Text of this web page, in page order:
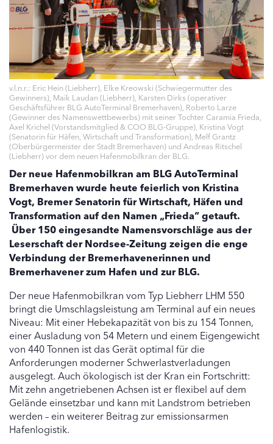
v.l.n.r.: Eric Hein (Liebherr), Elke Kreowski (Schwiegermutter des
Gewinners), Maik Laudan (Liebherr), Karsten Dirks (operativer
Geschäftsführer BLG AutoTerminal Bremerhaven), Roberto Larze
(Gewinner des Namenswettbewerbs) mit seiner Tochter Caramia Frieda,
Axel Krichel (Vorstandsmitglied & COO BLG-Gruppe), Kristina Vogt
(Senatorin für Häfen, Wirtschaft und Transformation), Melf Grantz
(Oberbürgermeister der Stadt Bremerhaven) und Andreas Ritschel
(Liebherr) vor dem neuen Hafenmobilkran der BLG.
Der neue Hafenmobilkran am BLG AutoTerminal
Bremerhaven wurde heute feierlich von Kristina
Vogt, Bremer Senatorin für Wirtschaft, Häfen und
Transformation auf den Namen „Frieda“ getauft.
Über 150 eingesandte Namensvorschläge aus der
Leserschaft der Nordsee-Zeitung zeigen die enge
Verbindung der Bremerhavenerinnen und
Bremerhavener zum Hafen und zur BLG.
Der neue Hafenmobilkran vom Typ Liebherr LHM 550
bringt die Umschlagsleistung am Terminal auf ein neues
Niveau: Mit einer Hebekapazität von bis zu 154 Tonnen,
einer Ausladung von 54 Metern und einem Eigengewicht
von 440 Tonnen ist das Gerät optimal für die
Anforderungen moderner Schwerlastverladungen
ausgelegt. Auch ökologisch ist der Kran ein Fortschritt:
Mit zehn angetriebenen Achsen ist er flexibel auf dem
Gelände einsetzbar und kann mit Landstrom betrieben
werden – ein weiterer Beitrag zur emissionsarmen
Hafenlogistik.